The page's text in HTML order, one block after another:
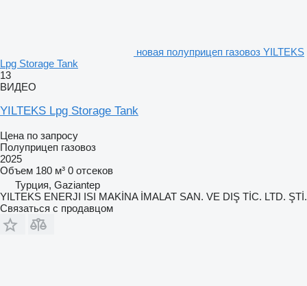
новая полуприцеп газовоз YILTEKS
Lpg Storage Tank
13
ВИДЕО
YILTEKS Lpg Storage Tank
Цена по запросу
Полуприцеп газовоз
2025
Объем 180 м³ 0 отсеков
Турция, Gaziantep
YILTEKS ENERJI ISI MAKİNA İMALAT SAN. VE DIŞ TİC. LTD. ŞTİ.
Связаться с продавцом